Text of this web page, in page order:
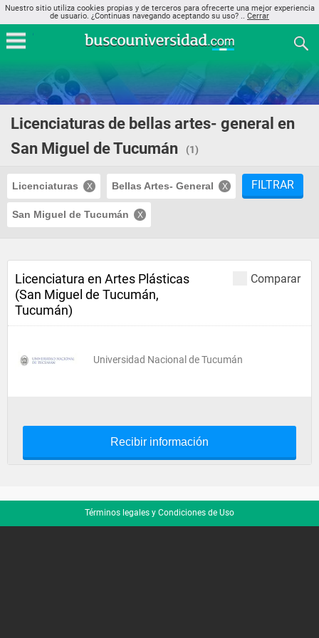
Nuestro sitio utiliza cookies propias y de terceros para ofrecerte una mejor experiencia
de usuario. ¿Continuas navegando aceptando su uso? .. Cerrar
Licenciaturas de bellas artes- general en
San Miguel de Tucumán
(1)
Licenciaturas Bellas Artes- General
San Miguel de Tucumán
FILTRAR
Comparar
Licenciatura en Artes Plásticas
(San Miguel de Tucumán,
Tucumán)
Universidad Nacional de Tucumán
Recibir información
Términos legales y Condiciones de Uso